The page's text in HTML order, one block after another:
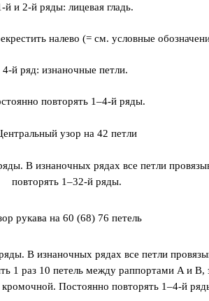
й и 2-й ряды: лицевая гладь.
налево (= см. условные
4-й ряд: изнаночные петли.
повторять 1–4-й ряды.
узор на 42 петли
В изнаночных рядах все петли
повторять 1–32-й ряды.
рукава на 60 (68) 76 петель
В изнаночных рядах все петли
1 раз 10 петель между раппортами A и
кромочной. Постоянно повторять 1–4-й